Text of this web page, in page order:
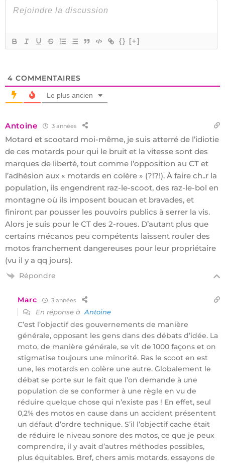
{} [+]
4 COMMENTAIRES
Le plus ancien
Antoine 3 années
Motard et scootard moi-même, je suis atterré de l’idiotie
de ces motards pour qui le bruit et la vitesse sont des
marques de liberté, tout comme l’opposition au CT et
l’adhésion aux « motards en colère » (?!?!). À faire ch..r la
population, ils engendrent raz-le-scoot, des raz-le-bol en
montagne où ils imposent boucan et bravades, et
finiront par pousser les pouvoirs publics à serrer la vis.
Alors je suis pour le CT des 2-roues. D’autant plus que
certains mécanos peu compétents laissent rouler des
motos franchement dangereuses pour leur propriétaire
(vu il y a qq jours).
Répondre
Marc 3 années
En réponse àAntoine
C’est l’objectif des gouvernements de manière
générale, opposant les gens dans des débats d’idée. La
moto, de manière générale, se vit de 1000 façons et on
stigmatise toujours une minorité. Ras le scoot en est
une, les motards en colère une autre. Globalement le
débat se porte sur le fait que l’on demande à une
population de se conformer à une règle en vu de
réduire quelque chose qui n’existe pas ! En effet, seul
0,2% des motos en cause dans un accident présentent
un défaut d’ordre technique. S’il l’objectif cache était
de réduire le niveau sonore des motos, ce que je peux
comprendre, il y avait d’autres méthodes possibles,
plus équitables. Bref, chers amis motards, essayons de